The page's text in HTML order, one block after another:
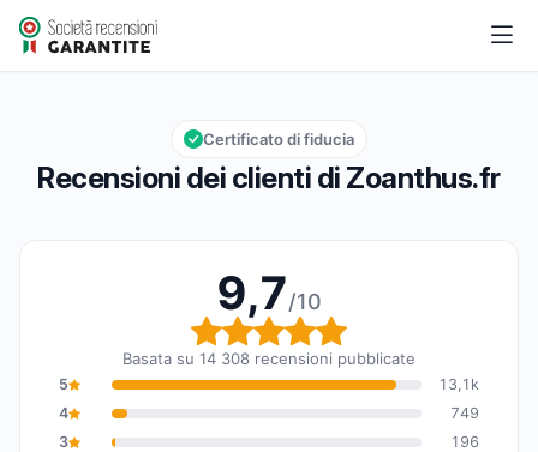
Zoanthus.fr
Valutazione globale: 9,7 su 10
9,7/10
Recensioni dei clienti di Zoanthus.fr
Certificato di fiducia
9,7/10
Valutazione globale:
Basata su 14 308 recensioni pubblicate
5
13,1k
4
749
3
196